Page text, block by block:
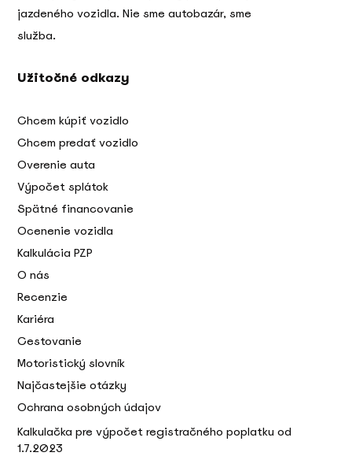
jazdeného vozidla. Nie sme autobazár, sme
služba.
Užitočné odkazy
Chcem kúpiť vozidlo
Chcem predať vozidlo
Overenie auta
Výpočet splátok
Spätné financovanie
Ocenenie vozidla
Kalkulácia PZP
O nás
Recenzie
Kariéra
Cestovanie
Motoristický slovník
Najčastejšie otázky
Ochrana osobných údajov
Kalkulačka pre výpočet registračného poplatku od
1.7.2023